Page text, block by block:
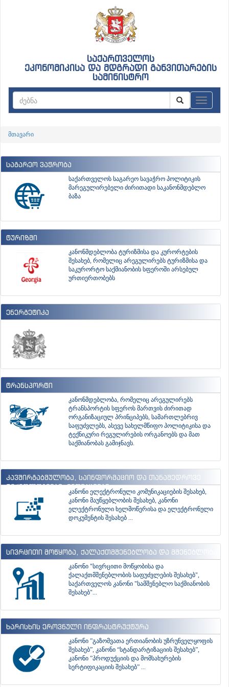
საქართველოს
ეკონომიკისა და მდგრადი განვითარების
სამინისტრო
მთავარი
საგარეო ვაჭრობა
საქართველოს საგარეო სავაჭრო პოლიტიკის
მარეგულირებელი ძირითადი საკანონმდებლო
ბაზა
ტურიზმი
კანონმდებლობა ტურიზმისა და კურორტების
შესახებ, რომელიც არეგულირებს ტურიზმისა და
საკურორტო საქმიანობის სფეროში არსებულ
ურთიერთობებს
ენერგეტიკა
ტრანსპორტი
კანონმდებლობა, რომელიც არეგულირებს
ტრანსპორტის სფეროს მართვის ძირითად
ორგანიზაციულ პრინციპებს, სამართლებრივ
საფუძვლებს, ასევე სახელმწიფო პოლიტიკისა და
ტექნიკური რეგულირების ორგანოებს და მათ
საქმიანობას გამიჯნავს.
კავშირგაბმულობა, საინფორმაციო და თანამედროვე
ტექნოლოგიები, ინოვაციები
კანონი ელექტრონული კომუნიკაციების შესახებ,
კანონი მაუწყებლობის შესახებ, კანონი
ელექტრონული ხელმოწერისა და ელექტრონული
დოკუმენტის შესახებ ...
სივრცითი მოწყობა, ქალაქთმშენებლობა და მშენებლობა
კანონი "სივრცითი მოწყობისა და
ქალაქთმშენებლობის საფუძვლების შესახებ",
საქართველოს კანონი "სამშენებლო საქმიანობის
შესახებ"...
ხარისხის ეროვნული ინფრასტრუქტურა
კანონი ”გაზომვათა ერთიანობის უზრუნველყოფის
შესახებ”, კანონი “სტანდარტიზაციის შესახებ”,
კანონი ”პროდუქციის და მომსახურების
სერტიფიკაციის შესახებ” ...